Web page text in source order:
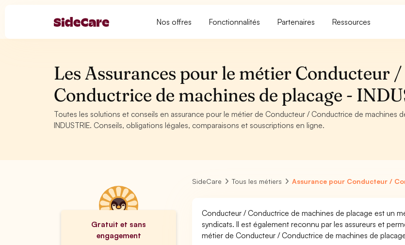
Nos offres Fonctionnalités Partenaires Ressources
Les Assurances pour le métier Conducteur /
Conductrice de machines de placage -
Toutes les solutions et conseils en assurance pour le métier de Conducteur / Conductrice de machines
INDUSTRIE. Conseils, obligations légales, comparaisons et souscriptions en ligne.
Gratuit et sans
engagement
SideCare Tous les métiers Assurance pour Conducteur /
Conducteur / Conductrice de machines de placage est un
syndicats. Il est également reconnu par les assureurs et
métier de Conducteur / Conductrice de machines de